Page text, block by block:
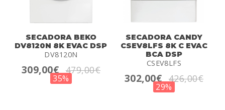
SECADORA BEKO
DV8120N 8K EVAC DSP
DV8120N
309,00€ 479,00€
35%
SECADORA CANDY
CSEV8LFS 8K C EVAC
BCA DSP
CSEV8LFS
302,00€ 426,00€
29%